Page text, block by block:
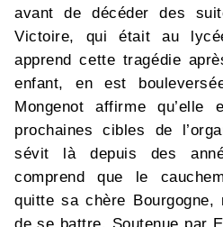
avant de décéder des
Victoire, qui était au
apprend cette tragédie
enfant, en est
Mongenot affirme
prochaines cibles de
sévit là depuis des
comprend que le
quitte sa chère